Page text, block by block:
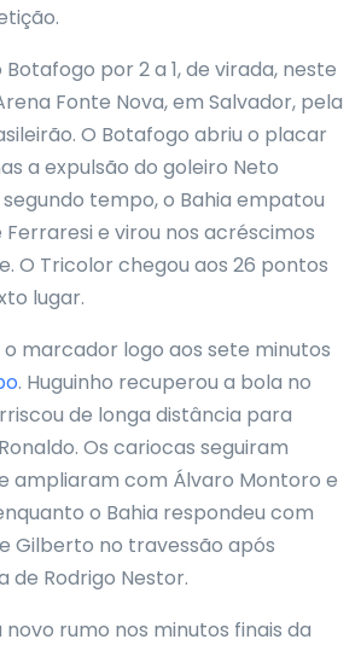
por 2 a 1, de virada, neste
Fonte Nova, em Salvador, pela
O Botafogo abriu o placar
a expulsão do goleiro Neto
segundo tempo, o Bahia empatou
e virou nos acréscimos
O Tricolor chegou aos 26 pontos
lugar.
marcador logo aos sete minutos
. Huguinho recuperou a bola no
de longa distância para
Os cariocas seguiram
ampliaram com Álvaro Montoro e
o Bahia respondeu com
Gilberto no travessão após
Rodrigo Nestor.
rumo nos minutos finais da